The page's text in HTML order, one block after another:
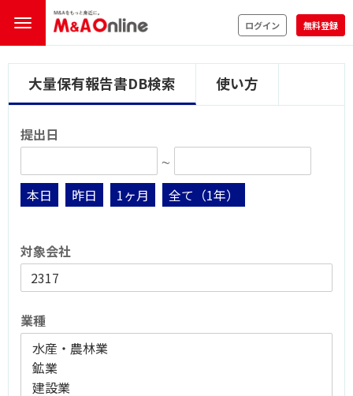
ログイン 無料登録
大量保有報告書DB検索 使い方
提出日
∼
本日
昨日 1ヶ月 全て（1年）
対象会社
業種